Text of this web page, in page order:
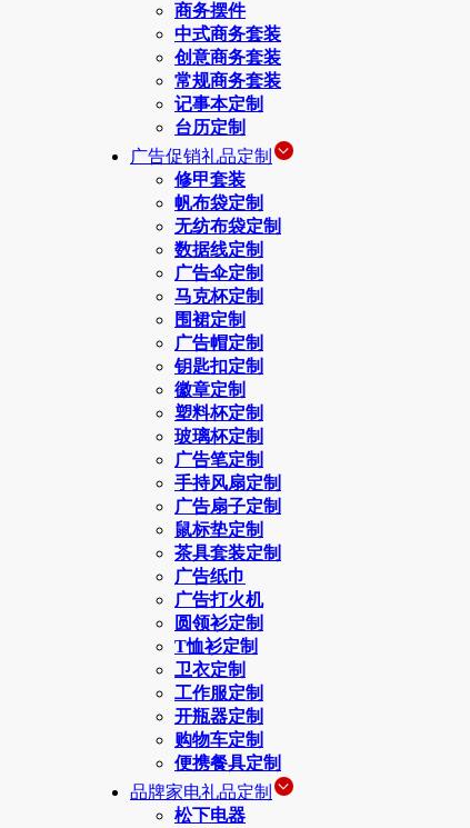
商务摆件
中式商务套装
创意商务套装
常规商务套装
记事本定制
台历定制
广告促销礼品定制
修甲套装
帆布袋定制
无纺布袋定制
数据线定制
广告伞定制
马克杯定制
围裙定制
广告帽定制
钥匙扣定制
徽章定制
塑料杯定制
玻璃杯定制
广告笔定制
手持风扇定制
广告扇子定制
鼠标垫定制
茶具套装定制
广告纸巾
广告打火机
圆领衫定制
T恤衫定制
卫衣定制
工作服定制
开瓶器定制
购物车定制
便携餐具定制
品牌家电礼品定制
松下电器